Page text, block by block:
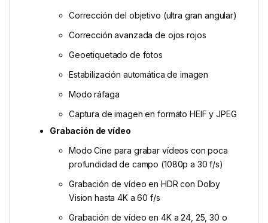
Corrección del objetivo (ultra gran angular)
Corrección avanzada de ojos rojos
Geoetiquetado de fotos
Estabilización automática de imagen
Modo ráfaga
Captura de imagen en formato HEIF y JPEG
Grabación de vídeo
Modo Cine para grabar vídeos con poca
profundidad de campo (1080p a 30 f/s)
Grabación de vídeo en HDR con Dolby
Vision hasta 4K a 60 f/s
Grabación de vídeo en 4K a 24, 25, 30 o